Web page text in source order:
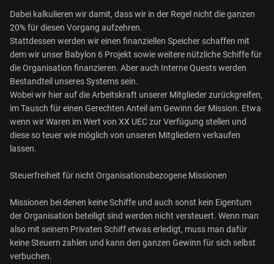
Dabei kalkulieren wir damit, dass wir in der Regel nicht die ganzen
20% für diesen Vorgang aufzehren.
Stattdessen werden wir einen finanziellen Speicher schaffen mit
dem wir unser Babylon 6 Projekt sowie weitere nützliche Schiffe für
die Organisation finanzieren. Aber auch Interne Quests werden
Bestandteil unseres Systems sein.
Wobei wir hier auf die Arbeitskraft unserer Mitglieder zurückgreifen,
im Tausch für einen Gerechten Anteil am Gewinn der Mission. Etwa
wenn wir Waren im Wert von XX UEC zur Verfügung stellen und
diese so teuer wie möglich von unseren Mitgliedern verkaufen
lassen.
Steuerfreiheit für nicht Organisationsbezogene Missionen
Missionen bei denen keine Schiffe und auch sonst kein Eigentum
der Organisation beteiligt sind werden nicht versteuert. Wenn man
also mit seinem Privaten Schiff etwas erledigt, muss man dafür
keine Steuern zahlen und kann den ganzen Gewinn für sich selbst
verbuchen.